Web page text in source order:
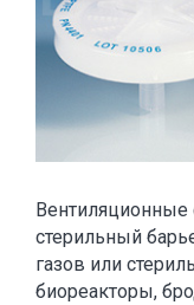
Вентиляционные
стерильный
газов или
биореакторы,